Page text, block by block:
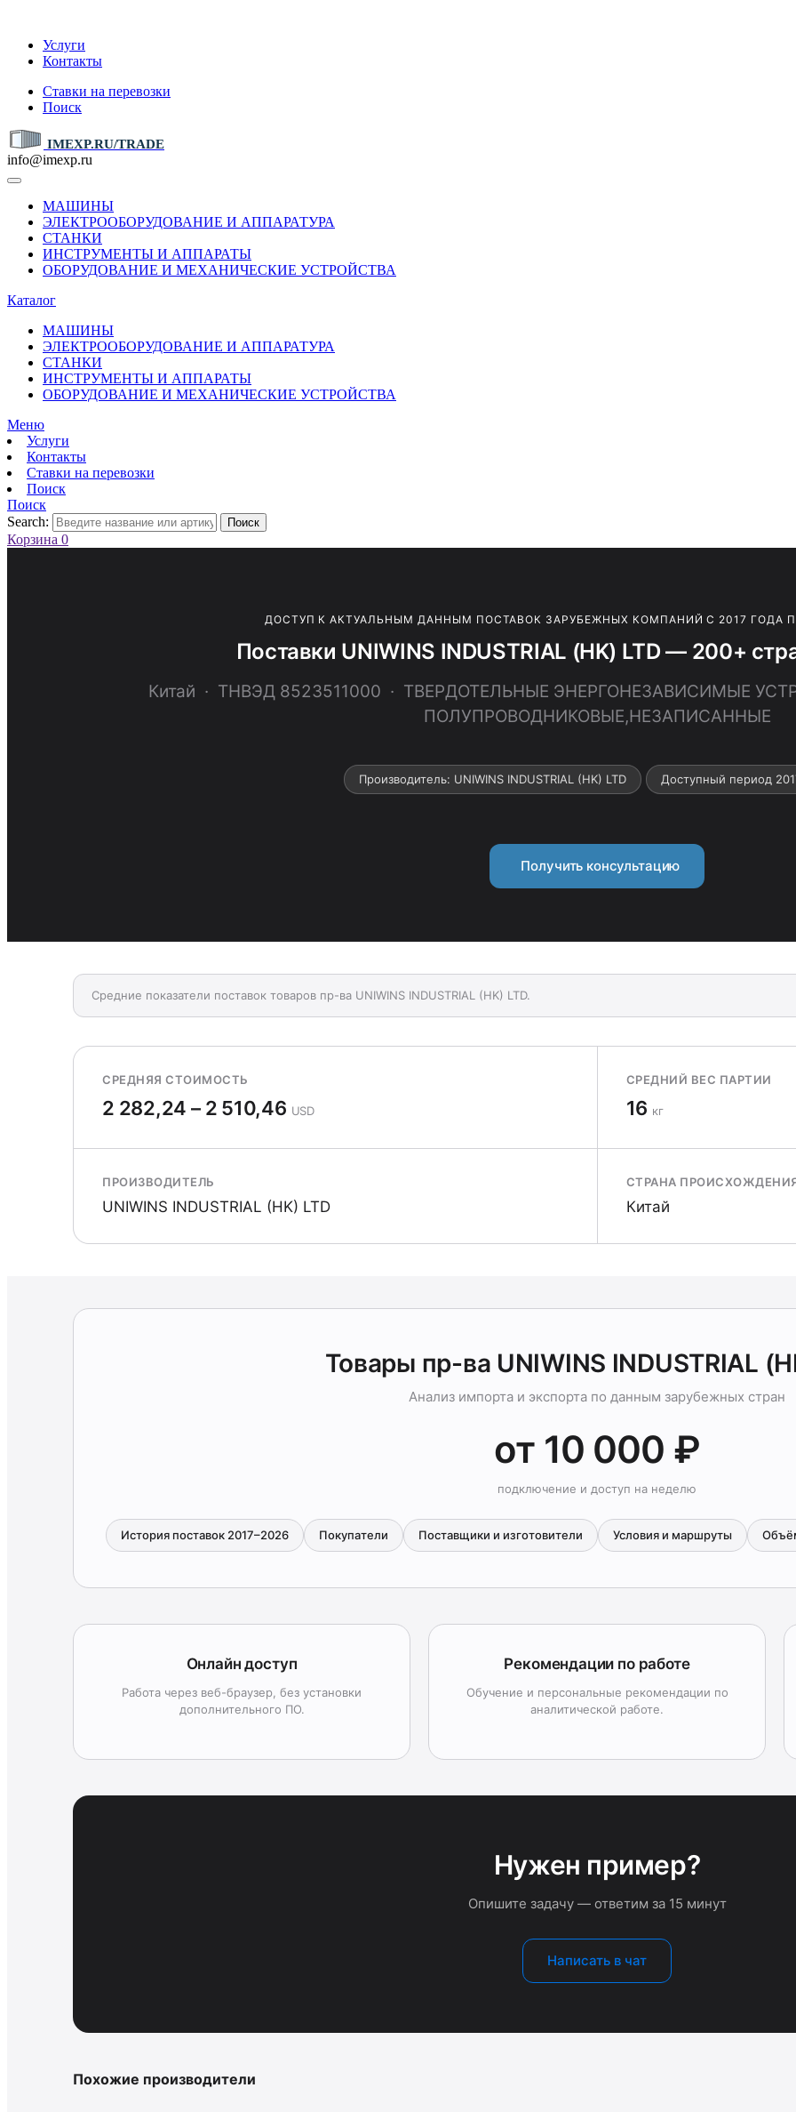
Услуги
Контакты
Ставки на перевозки
Поиск
IMEXP.RU/TRADE
info@imexp.ru
МАШИНЫ
ЭЛЕКТРООБОРУДОВАНИЕ И АППАРАТУРА
СТАНКИ
ИНСТРУМЕНТЫ И АППАРАТЫ
ОБОРУДОВАНИЕ И МЕХАНИЧЕСКИЕ УСТРОЙСТВА
Каталог
МАШИНЫ
ЭЛЕКТРООБОРУДОВАНИЕ И АППАРАТУРА
СТАНКИ
ИНСТРУМЕНТЫ И АППАРАТЫ
ОБОРУДОВАНИЕ И МЕХАНИЧЕСКИЕ УСТРОЙСТВА
Меню
Услуги
Контакты
Ставки на перевозки
Поиск
Поиск
Search:
Поиск
Корзина 0
ДОСТУП К АКТУАЛЬНЫМ ДАННЫМ ПОСТАВОК ЗАРУБЕЖНЫХ КОМПАНИЙ С 2017 ГОДА
Поставки UNIWINS INDUSTRIAL (HK) LTD — 200+
Китай · ТНВЭД 8523511000 · ТВЕРДОТЕЛЬНЫЕ ЭНЕРГОНЕЗАВИСИМЫЕ
ПОЛУПРОВОДНИКОВЫЕ,НЕЗАПИСАННЫЕ
Производитель: UNIWINS INDUSTRIAL (HK) LTD Доступный период
Получить консультацию
Средние показатели поставок товаров пр-ва UNIWINS INDUSTRIAL (HK) LTD.
СРЕДНЯЯ СТОИМОСТЬ
2 282,24 – 2 510,46 USD
СРЕДНИЙ ВЕС ПАРТИИ
16 кг
ПРОИЗВОДИТЕЛЬ
UNIWINS INDUSTRIAL (HK) LTD
СТРАНА
Китай
Товары пр-ва UNIWINS INDUSTRIAL
Анализ импорта и экспорта по данным зарубежных стран
от 10 000 ₽
подключение и доступ на неделю
История поставок 2017–2026 Покупатели Поставщики и изготовители Условия и маршруты
Онлайн доступ
Работа через веб-браузер, без установки
дополнительного ПО.
Рекомендации по работе
Обучение и персональные рекомендации по
аналитической работе.
Нужен пример?
Опишите задачу — ответим за 15 минут
Написать в чат
Похожие производители